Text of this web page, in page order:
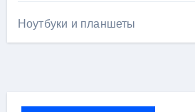
Ноутбуки и планшеты